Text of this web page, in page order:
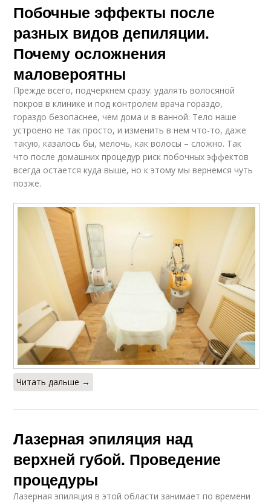
Побочные эффекты после
разных видов депиляции.
Почему осложнения
маловероятны
Прежде всего, подчеркнем сразу: удалять волосяной
покров в клинике и под контролем врача гораздо,
гораздо безопаснее, чем дома и в ванной. Тело наше
устроено не так просто, и изменить в нем что-то, даже
такую, казалось бы, мелочь, как волосы – сложно. Так
что после домашних процедур риск побочных эффектов
всегда остается куда выше, но к этому мы вернемся чуть
позже.
Читать дальше →
Лазерная эпиляция над
верхней губой. Проведение
процедуры
Лазерная эпиляция в этой области занимает по времени